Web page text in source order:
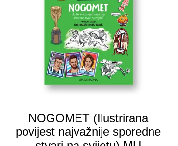
NOGOMET (Ilustrirana
povijest najvažnije sporedne